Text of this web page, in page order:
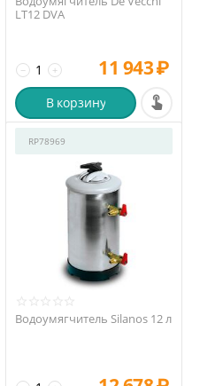
LT12 DVA
+
− 11 943₽
В корзину
RP78969
Водоумягчитель Silanos 12 л